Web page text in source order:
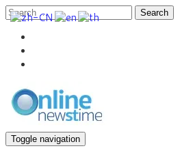
Search
Toggle navigation